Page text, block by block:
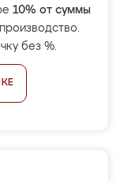
10% от суммы
без %.